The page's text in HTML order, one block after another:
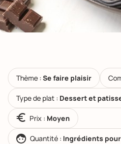
Thème : Se faire plaisir
Type de plat : Dessert et
Prix : Moyen
Quantité : Ingrédients